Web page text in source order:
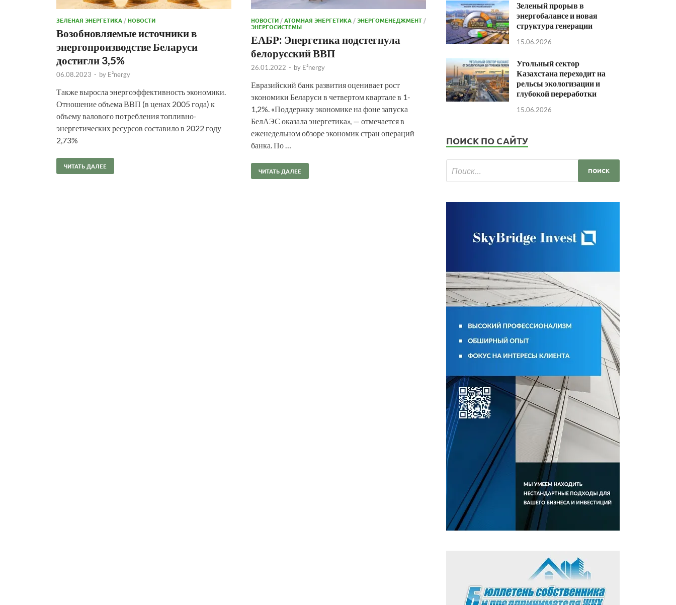
ЗЕЛЕНАЯ ЭНЕРГЕТИКА /НОВОСТИ
Возобновляемые источники в
энергопроизводстве Беларуси
достигли 3,5%
06.08.2023 - by E²nergy
Также выросла энергоэффективность экономики.
Отношение объема ВВП (в ценах 2005 года) к
объему валового потребления топливно-
энергетических ресурсов составило в 2022 году
2,73%
ЧИТАТЬ ДАЛЕЕ
НОВОСТИ /АТОМНАЯ ЭНЕРГЕТИКА /ЭНЕРГОМЕНЕДЖМЕНТ /
ЭНЕРГОСИСТЕМЫ
ЕАБР: Энергетика подстегнула
белорусский ВВП
26.01.2022 - by E²nergy
Евразийский банк развития оценивает рост
экономики Беларуси в четвертом квартале в 1-
1,2%. «Поддержку экономике на фоне запуска
БелАЭС оказала энергетика», — отмечается в
еженедельном обзоре экономик стран операций
банка. По …
ЧИТАТЬ ДАЛЕЕ
Зеленый прорыв в
энергобалансе и новая
структура генерации
15.06.2026
Угольный сектор
Казахстана переходит на
рельсы экологизации и
глубокой переработки
15.06.2026
ПОИСК ПО САЙТУ